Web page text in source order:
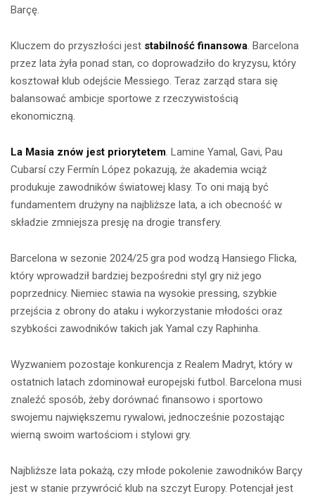
Barçę.
Kluczem do przyszłości jest stabilność finansowa. Barcelona
przez lata żyła ponad stan, co doprowadziło do kryzysu, który
kosztował klub odejście Messiego. Teraz zarząd stara się
balansować ambicje sportowe z rzeczywistością
ekonomiczną.
La Masia znów jest priorytetem. Lamine Yamal, Gavi, Pau
Cubarsí czy Fermín López pokazują, że akademia wciąż
produkuje zawodników światowej klasy. To oni mają być
fundamentem drużyny na najbliższe lata, a ich obecność w
składzie zmniejsza presję na drogie transfery.
Barcelona w sezonie 2024/25 gra pod wodzą Hansiego Flicka,
który wprowadził bardziej bezpośredni styl gry niż jego
poprzednicy. Niemiec stawia na wysokie pressing, szybkie
przejścia z obrony do ataku i wykorzystanie młodości oraz
szybkości zawodników takich jak Yamal czy Raphinha.
Wyzwaniem pozostaje konkurencja z Realem Madryt, który w
ostatnich latach zdominował europejski futbol. Barcelona musi
znaleźć sposób, żeby dorównać finansowo i sportowo
swojemu największemu rywalowi, jednocześnie pozostając
wierną swoim wartościom i stylowi gry.
Najbliższe lata pokażą, czy młode pokolenie zawodników Barçy
jest w stanie przywrócić klub na szczyt Europy. Potencjał jest